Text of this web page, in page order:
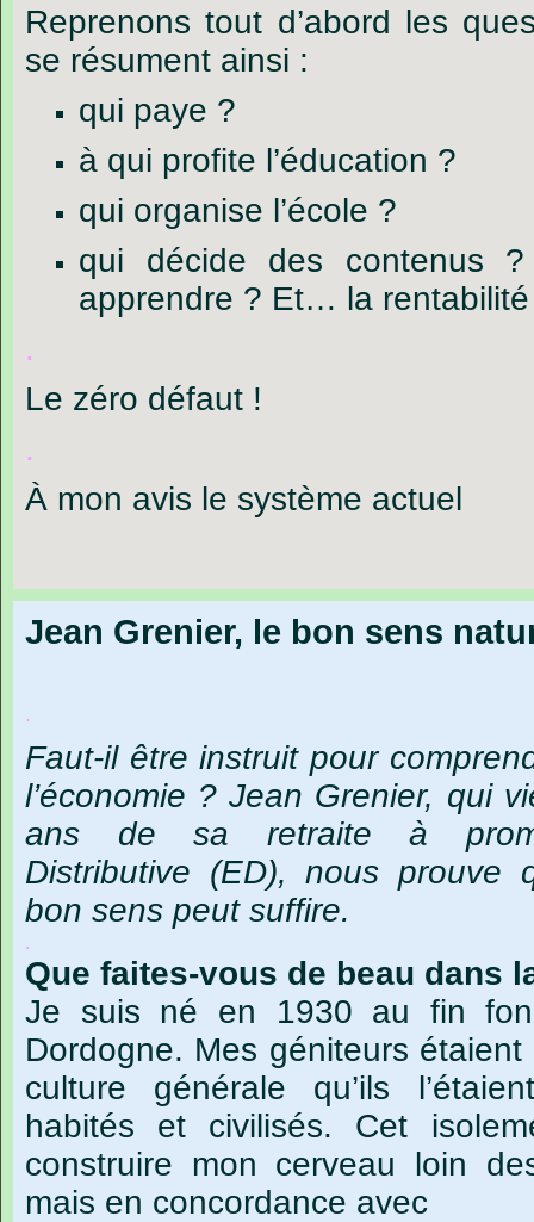
Reprenons tout d’abord les
se résument ainsi :
qui paye ?
à qui profite l’éducation ?
qui organise l’école ?
qui décide des contenus
apprendre ? Et… la
.
Le zéro défaut !
.
À mon avis le système actuel
Jean Grenier, le bon sens
.
Faut-il être instruit pour
l’économie ? Jean Grenier, qui
ans de sa retraite à
Distributive (ED), nous prouve
bon sens peut suffire.
.
Que faites-vous de beau dans
Je suis né en 1930 au fin
Dordogne. Mes géniteurs
culture générale qu’ils
habités et civilisés. Cet
construire mon cerveau loin
mais en concordance avec